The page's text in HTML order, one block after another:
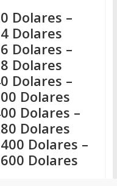
Dolares –
Dolares
Dolares –
Dolares
Dolares –
Dolares
Dolares –
Dolares
Dolares –
Dolares